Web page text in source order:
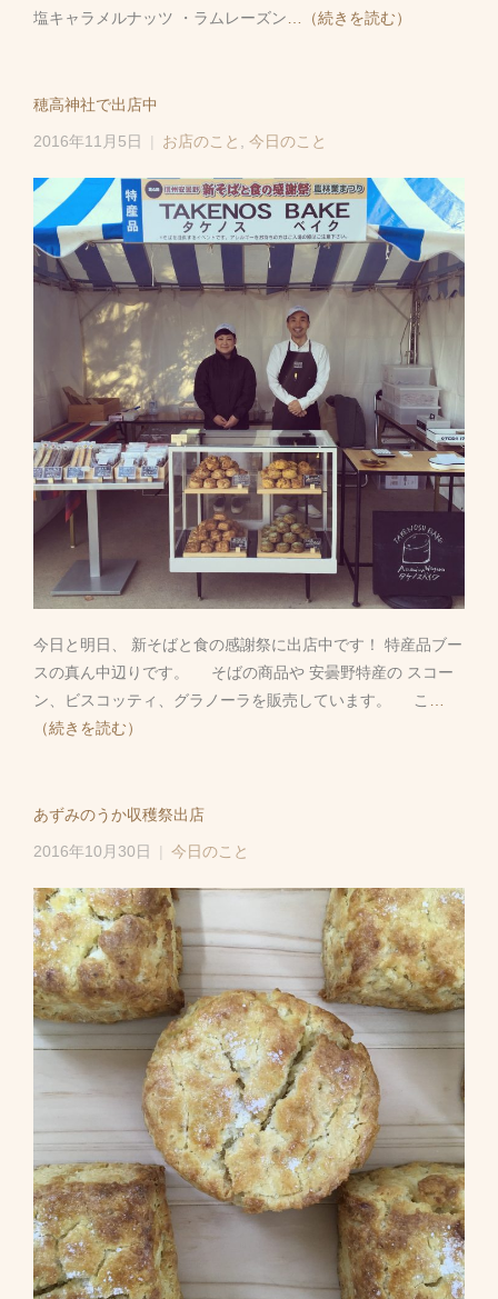
塩キャラメルナッツ ・ラムレーズン …（続きを読む）
穂高神社で出店中
2016年11月5日 お店のこと 今日のこと
今日と明日、 新そばと食の感謝祭に出店中です！ 特産品ブー
スの真ん中辺りです。 そばの商品や 安曇野特産の スコー
ン、ビスコッティ、グラノーラを販売しています。 こ
（続きを読む）
あずみのうか収穫祭出店
2016年10月30日 今日のこと